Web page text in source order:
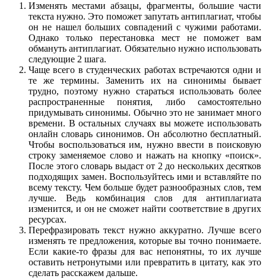
Изменять местами абзацы, фрагменты, большие части
текста нужно. Это поможет запутать антиплагиат, чтобы
он не нашел больших совпадений с чужими работами.
Однако только перестановка мест не поможет вам
обмануть антиплагиат. Обязательно нужно использовать
следующие 2 шага.
Чаще всего в студенческих работах встречаются одни и
те же термины. Заменить их на синонимы бывает
трудно, поэтому нужно стараться использовать более
распространенные понятия, либо самостоятельно
придумывать синонимы. Обычно это не занимает много
времени. В остальных случаях вы можете использовать
онлайн словарь синонимов. Он абсолютно бесплатный.
Чтобы воспользоваться им, нужно ввести в поисковую
строку заменяемое слово и нажать на кнопку «поиск».
После этого словарь выдаст от 2 до нескольких десятков
подходящих замен. Воспользуйтесь ими и вставляйте по
всему тексту. Чем больше будет разнообразных слов, тем
лучше. Ведь комбинация слов для антиплагиата
изменится, и он не сможет найти соответствие в других
ресурсах.
Перефразировать текст нужно аккуратно. Лучше всего
изменять те предложения, которые вы точно понимаете.
Если какие-то фразы для вас непонятны, то их лучше
оставить нетронутыми или превратить в цитату, как это
сделать расскажем дальше.